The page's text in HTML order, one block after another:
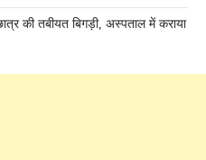
की तबीयत बिगड़ी, अस्पताल में कराया